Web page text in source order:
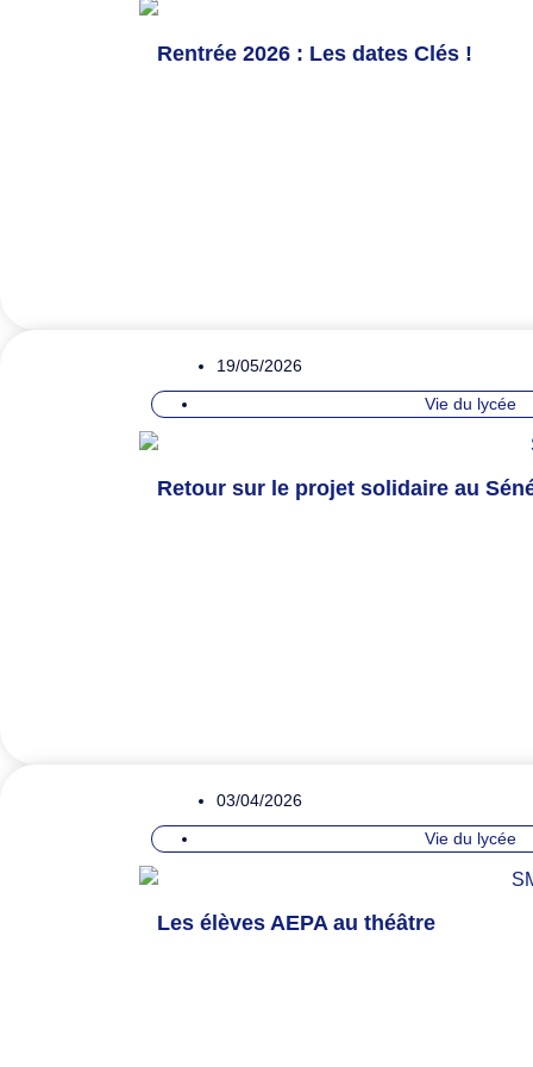
Rentrée 2026 : Les dates Clés !
19/05/2026
Vie du lycée
Retour sur le projet solidaire au
03/04/2026
Vie du lycée
Les élèves AEPA au théâtre